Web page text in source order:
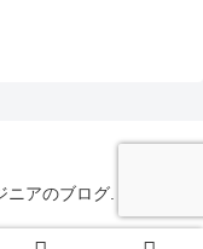
アのブログ.